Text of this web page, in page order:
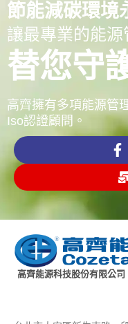
節能減碳環境
讓最專業的能源
替您守
高齊擁有多項能源管
Iso認證顧問。
高齊能源科技股份有限公